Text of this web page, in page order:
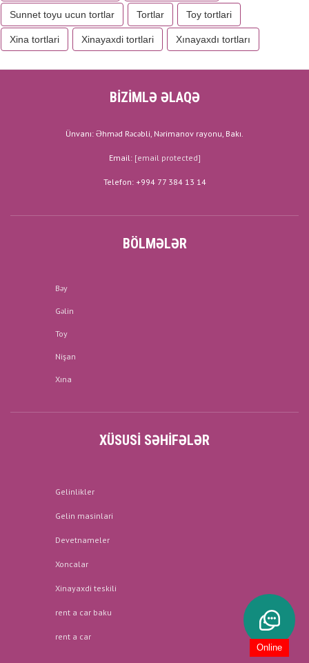
Sunnet toyu ucun tortlar Tortlar Toy tortlari
Xina tortlari Xinayaxdi tortlari Xınayaxdı tortları
BİZİMLƏ ƏLAQƏ
Ünvanı: Əhməd Rəcəbli, Nərimanov rayonu, Bakı.
Email: [email protected]
Telefon: +994 77 384 13 14
BÖLMƏLƏR
Bəy
Gəlin
Toy
Nişan
Xına
XÜSUSI SƏHIFƏLƏR
Gelinlikler
Gelin masinlari
Devetnameler
Xoncalar
Xinayaxdi teskili
rent a car baku
rent a car